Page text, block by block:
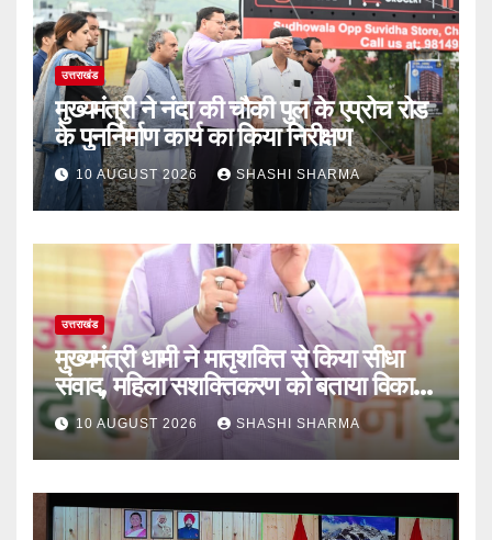
उत्तराखंड
मुख्यमंत्री ने नंदा की चौकी पुल के एप्रोच रोड
के पुनर्निर्माण कार्य का किया निरीक्षण
10 AUGUST 2026 SHASHI SHARMA
उत्तराखंड
मुख्यमंत्री धामी ने मातृशक्ति से किया सीधा
संवाद, महिला सशक्तिकरण को बताया विकास
का आधार
10 AUGUST 2026 SHASHI SHARMA